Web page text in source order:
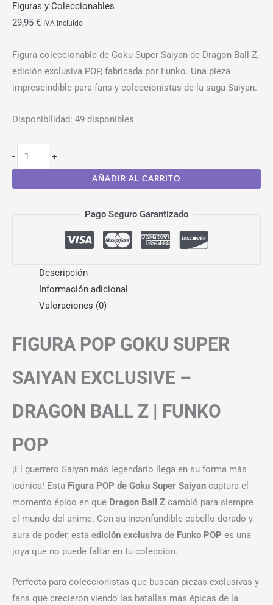
Figuras y Coleccionables
29,95 € IVA Incluído
Figura coleccionable de Goku Super Saiyan de Dragon Ball Z,
edición exclusiva POP, fabricada por Funko. Una pieza
imprescindible para fans y coleccionistas de la saga Saiyan.
Disponibilidad: 49 disponibles
- +
AÑADIR AL CARRITO
Pago Seguro Garantizado
Descripción
Información adicional
Valoraciones (0)
FIGURA POP GOKU SUPER
SAIYAN EXCLUSIVE –
DRAGON BALL Z | FUNKO
POP
¡El guerrero Saiyan más legendario llega en su forma más
icónica! Esta Figura POP de Goku Super Saiyan captura el
momento épico en que Dragon Ball Z cambió para siempre
el mundo del anime. Con su inconfundible cabello dorado y
aura de poder, esta edición exclusiva de Funko POP es una
joya que no puede faltar en tu colección.
Perfecta para coleccionistas que buscan piezas exclusivas y
fans que crecieron viendo las batallas más épicas de la